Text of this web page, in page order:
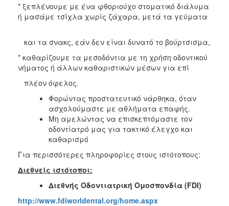
* ξεπλένουμε με ένα φθοριούχο στοματικό διάλυμα
ή μασάμε τσίχλα χωρίς ζάχαρα, μετά τα γεύματα
και τα σνακς, εάν δεν είναι δυνατό το βούρτσισμα,
* καθαρίζουμε τα μεσοδόντια με τη χρήση οδοντικού
νήματος ή άλλων καθαριστικών μέσων για επί
πλέον όφελος.
Φορώντας προστατευτικό νάρθηκα, όταν
ασχολούμαστε με αθλήματα επαφής.
Μη αμελώντας να επισκεπτόμαστε τον
οδοντίατρό μας για τακτικό έλεγχο και
καθαρισμό
Για περισσότερες πληροφορίες στους ιστότοπους:
Διεθνείς ιστότοποι:
Διεθνής Οδοντιατρική Ομοσπονδία (FDI)
http://www.fdiworldental.org/home.aspx